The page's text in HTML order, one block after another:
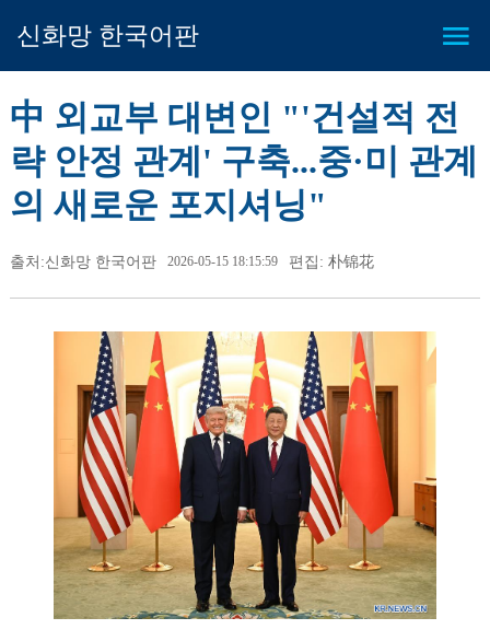
신화망 한국어판
中 외교부 대변인 "'건설적 전
략 안정 관계' 구축...중·미 관계
의 새로운 포지셔닝"
출처:신화망 한국어판 2026-05-15 18:15:59 편집: 朴锦花